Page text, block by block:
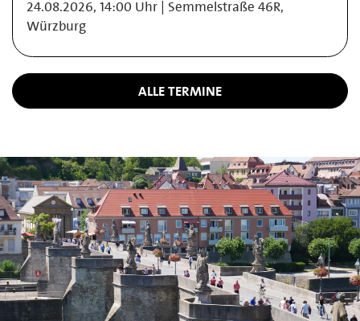
24.08.2026, 14:00 Uhr | Semmelstraße 46R,
Würzburg
ALLE TERMINE